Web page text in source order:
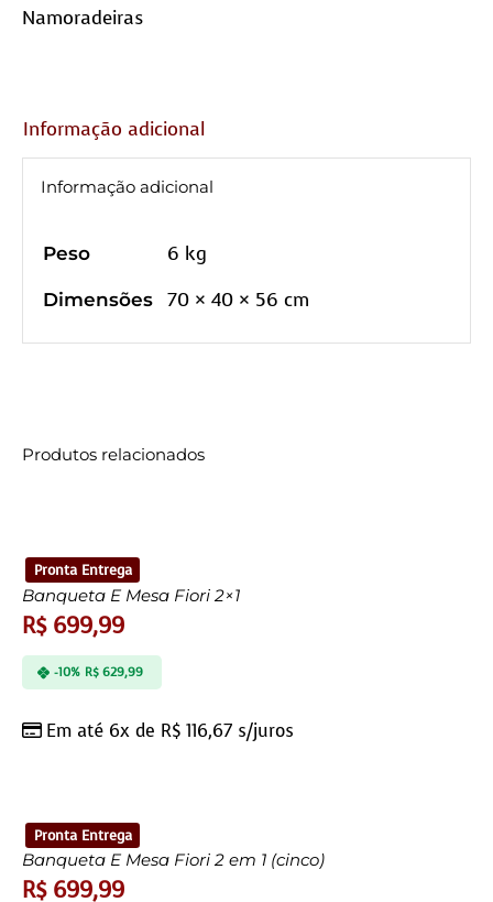
Namoradeiras
Informação adicional
Informação adicional
Peso 6 kg
Dimensões 70 × 40 × 56 cm
Produtos relacionados
Pronta Entrega
Banqueta E Mesa Fiori 2×1
R$699,99
Em até 6x de R$ 116,67 s/juros
-10% R$629,99
Pronta Entrega
Banqueta E Mesa Fiori 2 em 1 (cinco)
R$699,99